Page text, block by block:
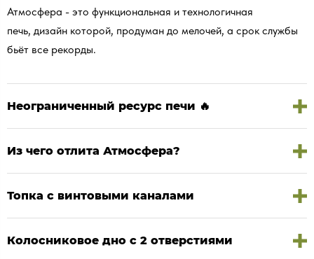
Атмосфера - это функциональная и технологичная
печь, дизайн которой, продуман до мелочей, а срок службы
бьёт все рекорды.
Неограниченный ресурс печи 🔥
Из чего отлита Атмосфера?
Топка с винтовыми каналами
Колосниковое дно с 2 отверстиями